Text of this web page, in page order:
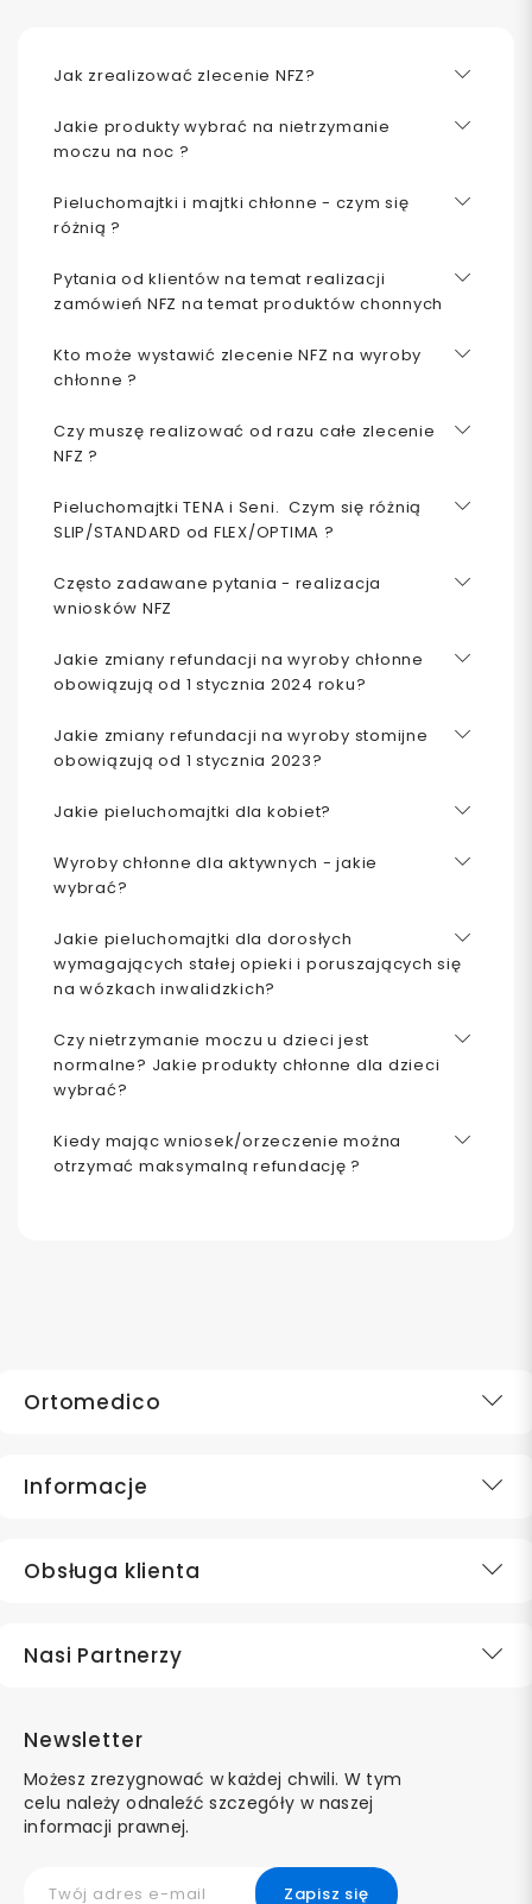
Jak zrealizować zlecenie NFZ?
Jakie produkty wybrać na nietrzymanie
moczu na noc ?
Pieluchomajtki i majtki chłonne - czym się
różnią ?
Pytania od klientów na temat realizacji
zamówień NFZ na temat produktów chonnych
Kto może wystawić zlecenie NFZ na wyroby
chłonne ?
Czy muszę realizować od razu całe zlecenie
NFZ ?
Pieluchomajtki TENA i Seni. Czym się różnią
SLIP/STANDARD od FLEX/OPTIMA ?
Często zadawane pytania - realizacja
wniosków NFZ
Jakie zmiany refundacji na wyroby chłonne
obowiązują od 1 stycznia 2024 roku?
Jakie zmiany refundacji na wyroby stomijne
obowiązują od 1 stycznia 2023?
Jakie pieluchomajtki dla kobiet?
Wyroby chłonne dla aktywnych - jakie
wybrać?
Jakie pieluchomajtki dla dorosłych
wymagających stałej opieki i poruszających się
na wózkach inwalidzkich?
Czy nietrzymanie moczu u dzieci jest
normalne? Jakie produkty chłonne dla dzieci
wybrać?
Kiedy mając wniosek/orzeczenie można
otrzymać maksymalną refundację ?
Ortomedico
Informacje
Obsługa klienta
Nasi Partnerzy
Newsletter
Możesz zrezygnować w każdej chwili. W tym
celu należy odnaleźć szczegóły w naszej
informacji prawnej.